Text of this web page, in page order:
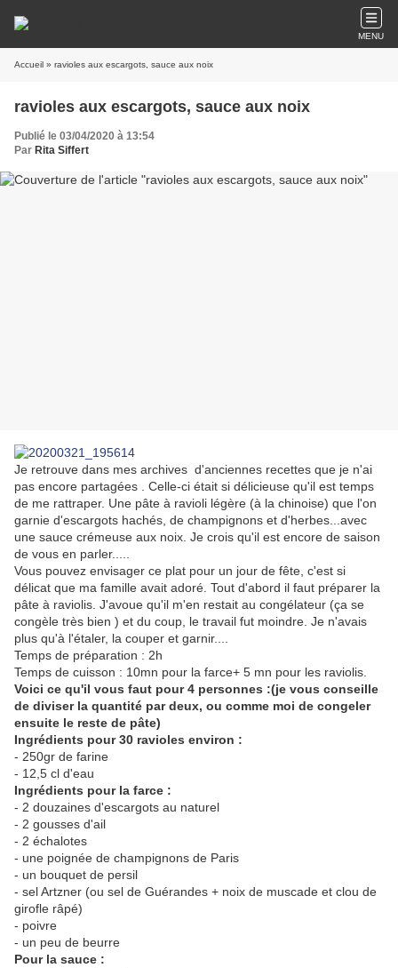
MENU
Accueil » ravioles aux escargots, sauce aux noix
ravioles aux escargots, sauce aux noix
Publié le 03/04/2020 à 13:54
Par Rita Siffert
Je retrouve dans mes archives d'anciennes recettes que je n'ai
pas encore partagées . Celle-ci était si délicieuse qu'il est temps
de me rattraper. Une pâte à ravioli légère (à la chinoise) que l'on
garnie d'escargots hachés, de champignons et d'herbes...avec
une sauce crémeuse aux noix. Je crois qu'il est encore de saison
de vous en parler.....
Vous pouvez envisager ce plat pour un jour de fête, c'est si
délicat que ma famille avait adoré. Tout d'abord il faut préparer la
pâte à raviolis. J'avoue qu'il m'en restait au congélateur (ça se
congèle très bien ) et du coup, le travail fut moindre. Je n'avais
plus qu'à l'étaler, la couper et garnir....
Temps de préparation : 2h
Temps de cuisson : 10mn pour la farce+ 5 mn pour les raviolis.
Voici ce qu'il vous faut pour 4 personnes :(je vous conseille
de diviser la quantité par deux, ou comme moi de congeler
ensuite le reste de pâte)
Ingrédients pour 30 ravioles environ :
- 250gr de farine
- 12,5 cl d'eau
Ingrédients pour la farce :
- 2 douzaines d'escargots au naturel
- 2 gousses d'ail
- 2 échalotes
- une poignée de champignons de Paris
- un bouquet de persil
- sel Artzner (ou sel de Guérandes + noix de muscade et clou de
girofle râpé)
- poivre
- un peu de beurre
Pour la sauce :